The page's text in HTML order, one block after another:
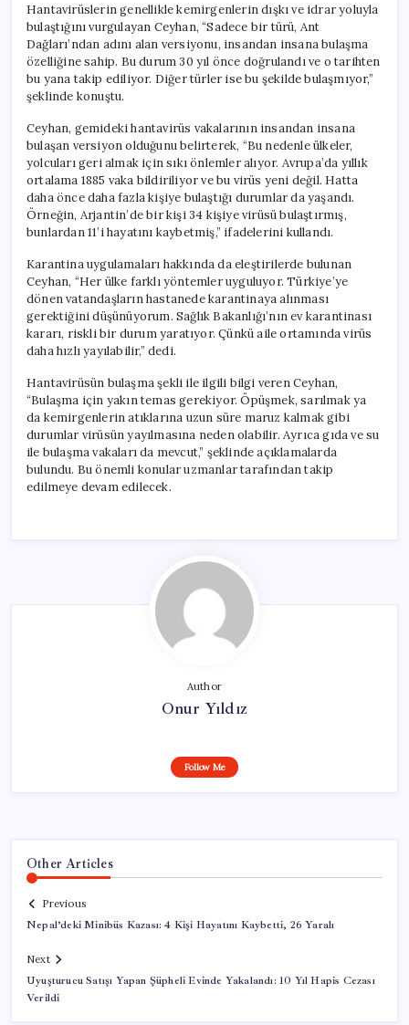
Hantavirüslerin genellikle kemirgenlerin dışkı ve idrar yoluyla
bulaştığını vurgulayan Ceyhan, “Sadece bir türü, Ant
Dağları’ndan adını alan versiyonu, insandan insana bulaşma
özelliğine sahip. Bu durum 30 yıl önce doğrulandı ve o tarihten
bu yana takip ediliyor. Diğer türler ise bu şekilde bulaşmıyor,”
şeklinde konuştu.
Ceyhan, gemideki hantavirüs vakalarının insandan insana
bulaşan versiyon olduğunu belirterek, “Bu nedenle ülkeler,
yolcuları geri almak için sıkı önlemler alıyor. Avrupa’da yıllık
ortalama 1885 vaka bildiriliyor ve bu virüs yeni değil. Hatta
daha önce daha fazla kişiye bulaştığı durumlar da yaşandı.
Örneğin, Arjantin’de bir kişi 34 kişiye virüsü bulaştırmış,
bunlardan 11’i hayatını kaybetmiş,” ifadelerini kullandı.
Karantina uygulamaları hakkında da eleştirilerde bulunan
Ceyhan, “Her ülke farklı yöntemler uyguluyor. Türkiye’ye
dönen vatandaşların hastanede karantinaya alınması
gerektiğini düşünüyorum. Sağlık Bakanlığı’nın ev karantinası
kararı, riskli bir durum yaratıyor. Çünkü aile ortamında virüs
daha hızlı yayılabilir,” dedi.
Hantavirüsün bulaşma şekli ile ilgili bilgi veren Ceyhan,
“Bulaşma için yakın temas gerekiyor. Öpüşmek, sarılmak ya
da kemirgenlerin atıklarına uzun süre maruz kalmak gibi
durumlar virüsün yayılmasına neden olabilir. Ayrıca gıda ve su
ile bulaşma vakaları da mevcut,” şeklinde açıklamalarda
bulundu. Bu önemli konular uzmanlar tarafından takip
edilmeye devam edilecek.
Author
Onur Yıldız
Follow Me
Other Articles
Previous
Nepal’deki Minibüs Kazası: 4 Kişi Hayatını Kaybetti, 26 Yaralı
Next
Uyuşturucu Satışı Yapan Şüpheli Evinde Yakalandı: 10 Yıl Hapis Cezası
Verildi